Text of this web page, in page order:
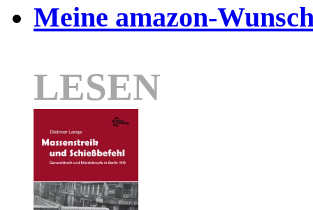
Meine amazon-
LESEN